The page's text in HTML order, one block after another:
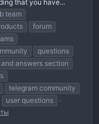
that you have...
team
forum
questions
answers section
telegram community
user questions